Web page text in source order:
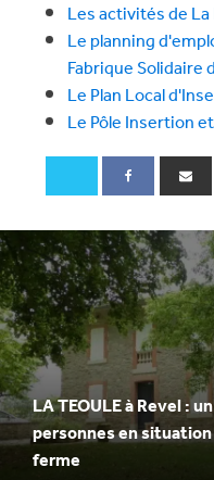
Les activités de
Le planning
Fabrique Solidaire
Le Plan Local
Le Pôle Insertion
LA TEOULE à Revel :
personnes en
ferme